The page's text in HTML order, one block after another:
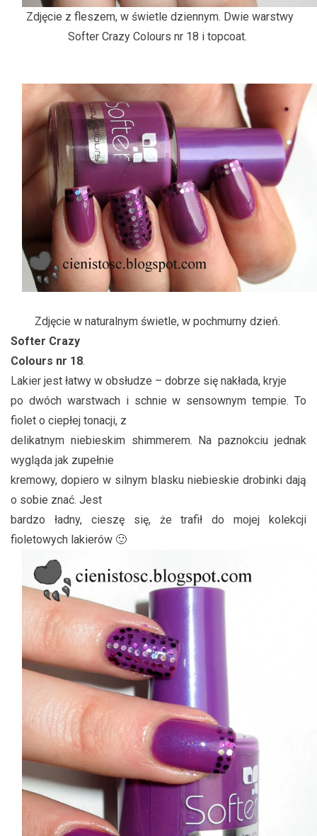
Zdjęcie z fleszem, w świetle dziennym. Dwie warstwy
Softer Crazy Colours nr 18 i topcoat.
Zdjęcie w naturalnym świetle, w pochmurny dzień.
Softer Crazy
Colours nr 18.
Lakier jest łatwy w obsłudze – dobrze się nakłada, kryje
po dwóch warstwach i schnie w sensownym tempie. To
fiolet o ciepłej tonacji, z
delikatnym niebieskim shimmerem. Na paznokciu jednak
wygląda jak zupełnie
kremowy, dopiero w silnym blasku niebieskie drobinki dają
o sobie znać. Jest
bardzo ładny, cieszę się, że trafił do mojej kolekcji
fioletowych lakierów 🙂